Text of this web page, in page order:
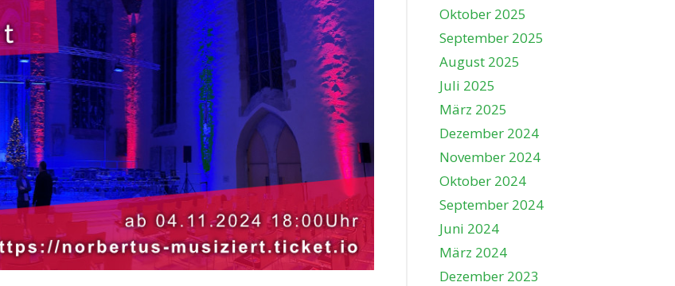
Oktober 2025
September 2025
August 2025
Juli 2025
März 2025
Dezember 2024
November 2024
Oktober 2024
September 2024
Juni 2024
März 2024
Dezember 2023